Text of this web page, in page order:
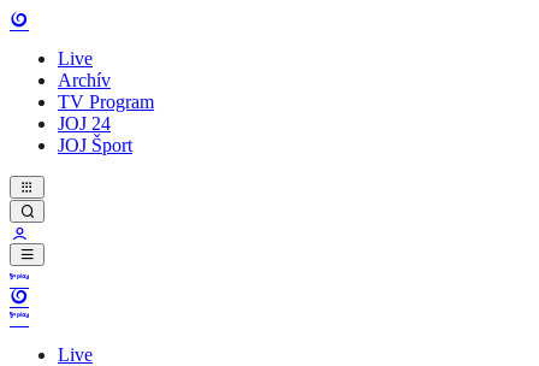
Live
Archív
TV Program
JOJ 24
JOJ Šport
Live